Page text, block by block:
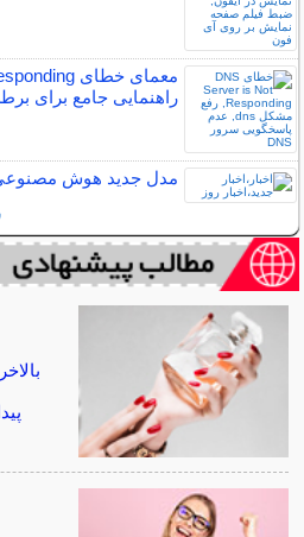
راهنمایی جامع برای
مدل جدید هوش